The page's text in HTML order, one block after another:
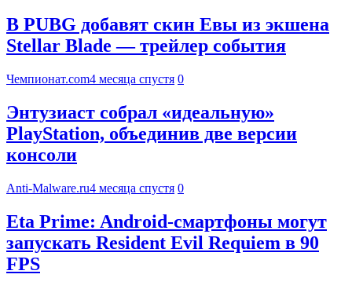
В PUBG добавят скин Евы из экшена
Stellar Blade — трейлер события
Чемпионат.com4 месяца спустя 0
Энтузиаст собрал «идеальную»
PlayStation, объединив две версии
консоли
Anti-Malware.ru4 месяца спустя 0
Eta Prime: Android-смартфоны могут
запускать Resident Evil Requiem в 90
FPS